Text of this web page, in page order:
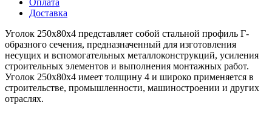
Доставка
Уголок 250х80х4 представляет собой стальной профиль Г-
образного сечения, предназначенный для изготовления
несущих и вспомогательных металлоконструкций, усиления
строительных элементов и выполнения монтажных работ.
Уголок 250х80х4 имеет толщину 4 и широко применяется в
строительстве, промышленности, машиностроении и других
отраслях.